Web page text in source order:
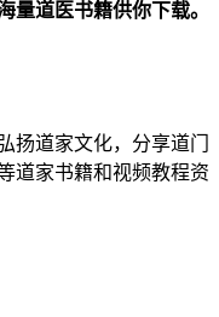
量道医书籍供你下载。
扬道家文化，分享道门
道家书籍和视频教程资